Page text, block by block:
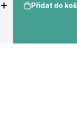
Přidat do